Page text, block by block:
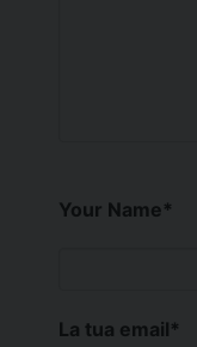
Your Name*
La tua email*